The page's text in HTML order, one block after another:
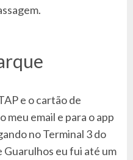
e o cartão de
meu email e para o app
no Terminal 3 do
eu fui até um